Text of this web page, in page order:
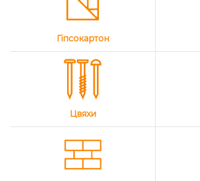
Гіпсокартон
Цвяхи